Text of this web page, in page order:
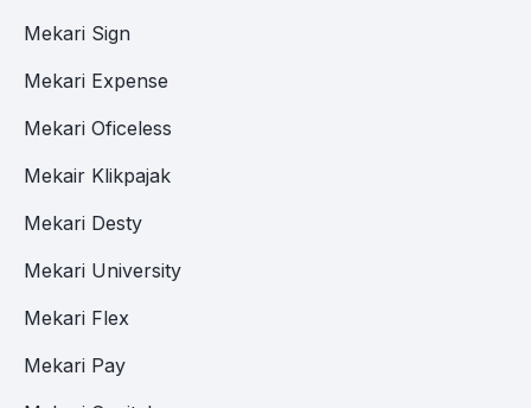
Mekari Sign
Mekari Expense
Mekari Oficeless
Mekair Klikpajak
Mekari Desty
Mekari University
Mekari Flex
Mekari Pay